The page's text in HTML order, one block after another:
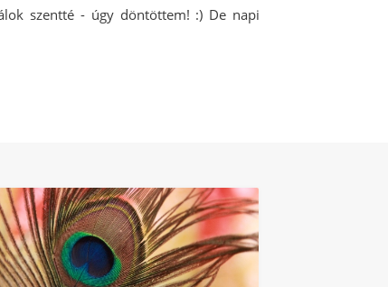
szentté - úgy döntöttem! :) De napi